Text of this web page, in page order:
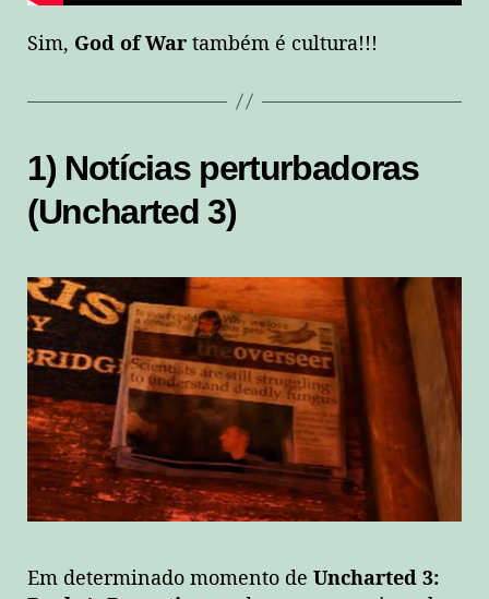
Sim, God of War também é cultura!!!
1) Notícias perturbadoras
(Uncharted 3)
Em determinado momento de Uncharted 3: